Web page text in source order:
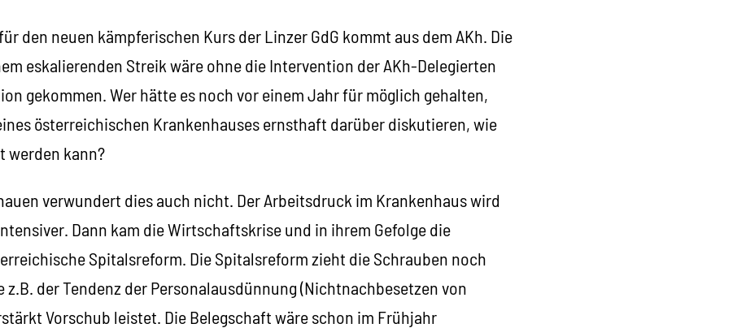
den neuen kämpferischen Kurs der Linzer GdG kommt aus dem AKh. Die
eskalierenden Streik wäre ohne die Intervention der AKh-Delegierten
gekommen. Wer hätte es noch vor einem Jahr für möglich gehalten,
österreichischen Krankenhauses ernsthaft darüber diskutieren, wie
werden kann?
verwundert dies auch nicht. Der Arbeitsdruck im Krankenhaus wird
Dann kam die Wirtschaftskrise und in ihrem Gefolge die
Spitalsreform. Die Spitalsreform zieht die Schrauben noch
z.B. der Tendenz der Personalausdünnung (Nichtnachbesetzen von
Vorschub leistet. Die Belegschaft wäre schon im Frühjahr